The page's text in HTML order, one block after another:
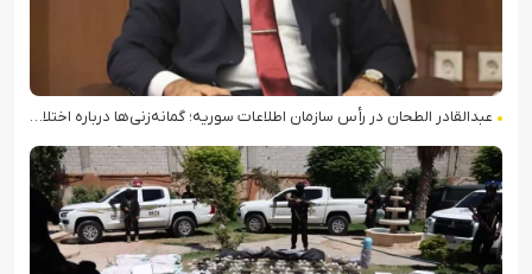
عبدالقادر الطحان در رأس سازمان اطلاعات سوریه؛ گمانه‌زنی‌ها درباره اختلافات در ساختار امنیتی